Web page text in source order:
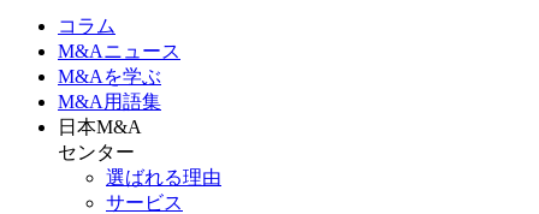
コラム
M&Aニュース
M&Aを学ぶ
M&A 用語集
日本M&A
センター
選ばれる理由
サービス